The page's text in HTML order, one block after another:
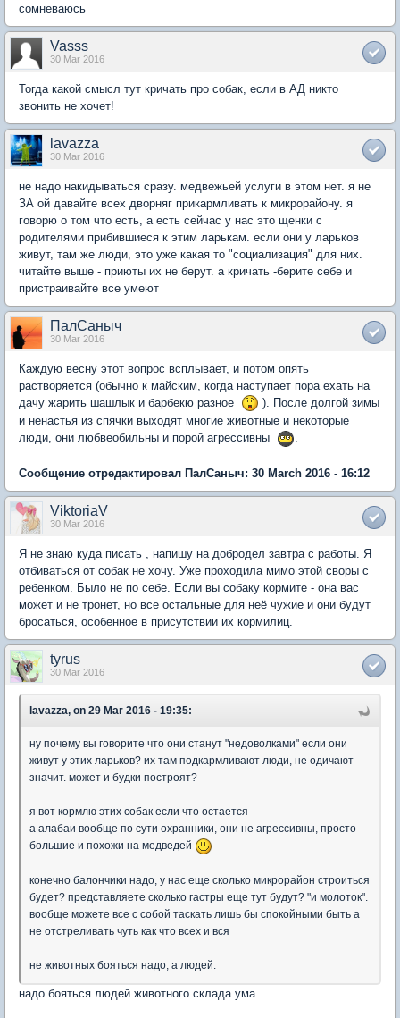
сомневаюсь
Vasss
30 Mar 2016
Тогда какой смысл тут кричать про собак, если в АД никто
звонить не хочет!
lavazza
30 Mar 2016
не надо накидываться сразу. медвежьей услуги в этом нет. я не
ЗА ой давайте всех дворняг прикармливать к микрорайону. я
говорю о том что есть, а есть сейчас у нас это щенки с
родителями прибившиеся к этим ларькам. если они у ларьков
живут, там же люди, это уже какая то "социализация" для них.
читайте выше - приюты их не берут. а кричать -берите себе и
пристраивайте все умеют
ПалСаныч
30 Mar 2016
Каждую весну этот вопрос всплывает, и потом опять
растворяется (обычно к майским, когда наступает пора ехать на
дачу жарить шашлык и барбекю разное
). После долгой зимы
и ненастья из спячки выходят многие животные и некоторые
люди, они любвеобильны и порой агрессивны
.
Сообщение отредактировал ПалСаныч: 30 March 2016 - 16:12
ViktoriaV
30 Mar 2016
Я не знаю куда писать , напишу на добродел завтра с работы. Я
отбиваться от собак не хочу. Уже проходила мимо этой своры с
ребенком. Было не по себе. Если вы собаку кормите - она вас
может и не тронет, но все остальные для неё чужие и они будут
бросаться, особенное в присутствии их кормилиц.
tyrus
30 Mar 2016
lavazza, on 29 Mar 2016 - 19:35:
ну почему вы говорите что они станут "недоволками" если они
живут у этих ларьков? их там подкармливают люди, не одичают
значит. может и будки построят?
я вот кормлю этих собак если что остается
а алабаи вообще по сути охранники, они не агрессивны, просто
большие и похожи на медведей
конечно балончики надо, у нас еще сколько микрорайон строиться
будет? представляете сколько гастры еще тут будут? "и молоток".
вообще можете все с собой таскать лишь бы спокойными быть а
не отстреливать чуть как что всех и вся
не животных бояться надо, а людей.
надо бояться людей животного склада ума.